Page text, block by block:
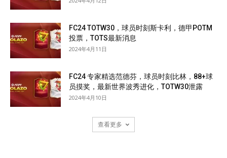
FC24 TOTW30，球员时刻斯卡利，德甲POTM
投票，TOTS最新消息
2024年4月11日
FC24 专家精选范德芬，球员时刻比林，88+球
员摸奖，最新世界波秀进化，TOTW30泄露
2024年4月10日
查看更多